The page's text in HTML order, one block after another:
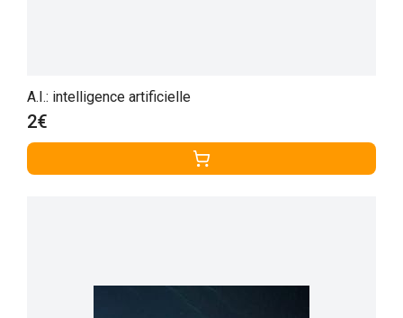
A.I.: intelligence artificielle
2€